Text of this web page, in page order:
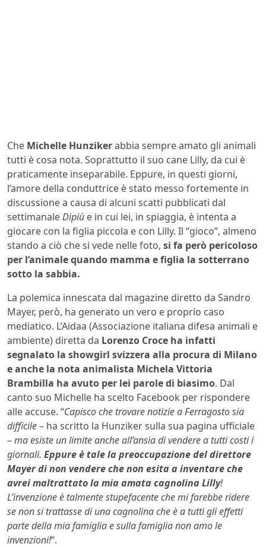
Che Michelle Hunzikerabbia sempre amato gli animali
tutti è cosa nota. Soprattutto il suo cane Lilly, da cui è
praticamente inseparabile. Eppure, in questi giorni,
l’amore della conduttrice è stato messo fortemente in
discussione a causa di alcuni scatti pubblicati dal
settimanaleDipiù e in cui lei, in spiaggia, è intenta a
giocare con la figlia piccola e con Lilly. Il “gioco”, almeno
stando a ciò che si vede nelle foto, si fa però pericoloso
per l’animale quando mamma e figlia la sotterrano
sotto la sabbia.
La polemica innescata dal magazine diretto da Sandro
Mayer, però, ha generato un vero e proprio caso
mediatico. L’Aidaa (Associazione italiana difesa animali e
ambiente) diretta da Lorenzo Croce ha infatti
segnalato la showgirl svizzera alla procura di Milano
e anche la nota animalista Michela Vittoria
Brambilla ha avuto per lei parole di biasimo. Dal
canto suo Michelle ha scelto Facebook per rispondere
alle accuse. “Capisco che trovare notizie a Ferragosto sia
difficile– ha scritto la Hunziker sulla sua pagina ufficiale
–ma esiste un limite anche all’ansia di vendere a tutti costi i
giornali. Eppure è tale la preoccupazione del direttore
Mayer di non vendere che non esita a inventare che
avrei maltrattato la mia amata cagnolina Lilly!
L’invenzione è talmente stupefacente che mi farebbe ridere
se non si trattasse di una cagnolina che è a tutti gli effetti
parte della mia famiglia e sulla famiglia non amo le
invenzioni!“.